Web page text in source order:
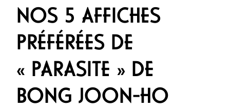
NOS 5 AFFICHES
PRÉFÉRÉES DE
« PARASITE » DE
BONG JOON-HO